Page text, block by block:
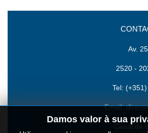
Av.
2520 -
Tel:
Email:
Canal de
Damos valor à sua